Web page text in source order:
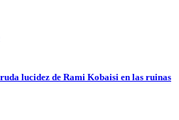
lucidez de Rami Kobaisi en las ruinas